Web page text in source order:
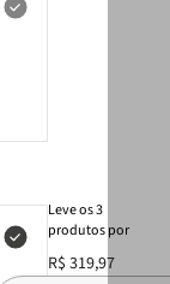
Leveos3
produtospor
R$ 319,97